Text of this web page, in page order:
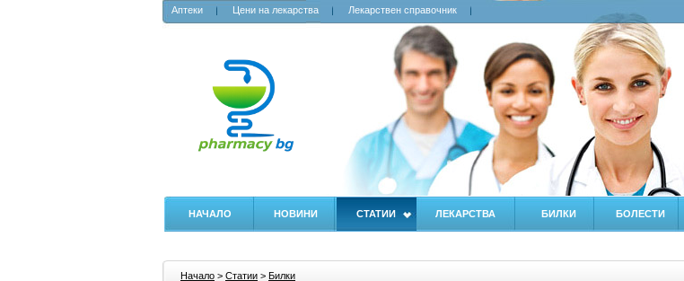
Аптеки Цени на лекарства Лекарствен справочник
НАЧАЛО НОВИНИ СТАТИИ ЛЕКАРСТВА БИЛКИ БОЛЕСТИ
Начало > Статии > Билки